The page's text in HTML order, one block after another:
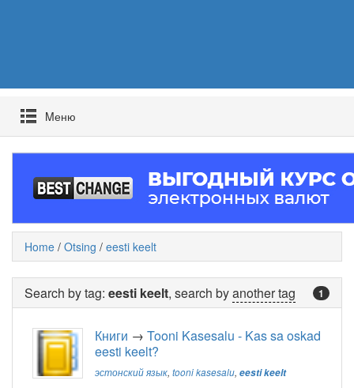
Mеню
Home / Otsing / eesti keelt
1
Search by tag: eesti keelt, search byanother tag
Книги → Tooni Kasesalu - Kas sa oskad
eesti keelt?
эстонский язык, tooni kasesalu, eesti keelt